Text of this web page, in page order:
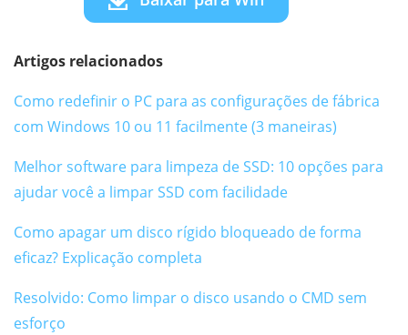
Artigos relacionados
Como redefinir o PC para as configurações de fábrica
com Windows 10 ou 11 facilmente (3 maneiras)
Melhor software para limpeza de SSD: 10 opções para
ajudar você a limpar SSD com facilidade
Como apagar um disco rígido bloqueado de forma
eficaz? Explicação completa
Resolvido: Como limpar o disco usando o CMD sem
esforço